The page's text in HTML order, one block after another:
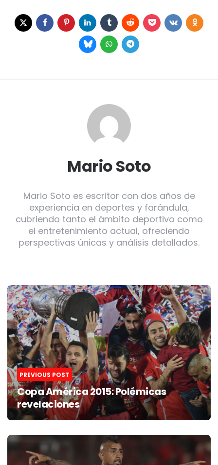
Mario Soto
Mario Soto es escritor con dos años de
experiencia en deportes y farándula,
cubriendo tanto el ámbito deportivo como
el entretenimiento actual, ofreciendo
perspectivas únicas y análisis detallados.
Post
navigation
PREVIOUS POST
Copa América 2015: Polémicas
revelaciones